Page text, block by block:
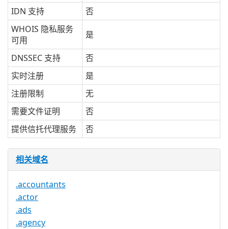
IDN 支持
否
WHOIS 隐私服务
可用
是
DNSSEC 支持
否
实时注册
是
注册限制
无
需要文件证明
否
提供信托代理服务
否
相关域名
.accountants
.actor
.ads
.agency